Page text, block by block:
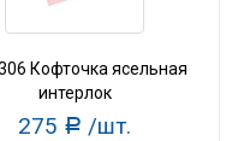
Кофточка ясельная
интерлок
275 Р /шт.